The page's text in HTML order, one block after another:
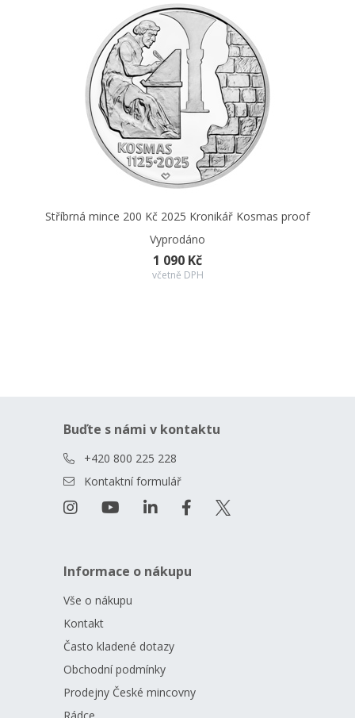
Stříbrná mince 200 Kč 2025 Kronikář Kosmas proof
Vyprodáno
1 090 Kč
včetně DPH
Buďte s námi v kontaktu
+420 800 225 228
Kontaktní formulář
Informace o nákupu
Vše o nákupu
Kontakt
Často kladené dotazy
Obchodní podmínky
Prodejny České mincovny